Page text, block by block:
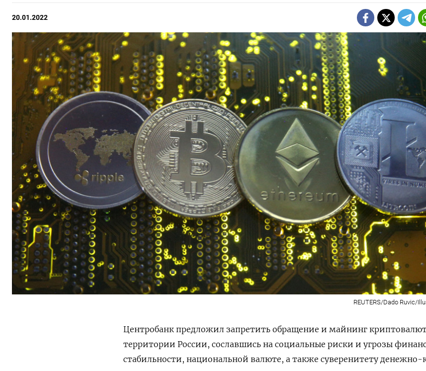
20.01.2022
REUTERS/Dado Ruvic/
Центробанк предложил запретить обращение и майнинг
территории России, сославшись на социальные риски и угрозы
стабильности, национальной валюте, а также суверенитету